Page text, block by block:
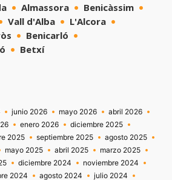
Almassora
Benicàssim
Vall d'Alba
L'Alcora
Benicarló
Betxí
junio 2026 mayo 2026
abril 2026
enero 2026
diciembre 2025
2025 septiembre 2025
agosto 2025
mayo 2025 abril 2025
marzo 2025
diciembre 2024
noviembre 2024
2024 agosto 2024
julio 2024